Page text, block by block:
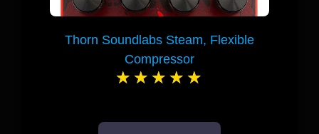
Thorn Soundlabs Steam, Flexible
Compressor